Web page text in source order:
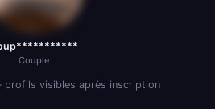
Couple
visibles après inscription